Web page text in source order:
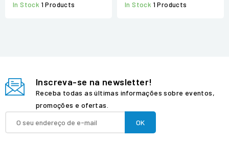
In Stock 1 Products In Stock 1 Products
Inscreva-se na newsletter!
Receba todas as últimas informações sobre eventos,
promoções e ofertas.